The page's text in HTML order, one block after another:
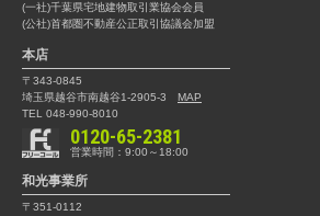
(一社)千葉県宅地建物取引業協会会員
(公社)首都圏不動産公正取引協議会加盟
本店
〒343-0845
埼玉県越谷市南越谷1-2905-3
MAP
TEL 048-990-8010
0120-65-2381
営業時間：9:00～18:00
和光事業所
〒351-0112